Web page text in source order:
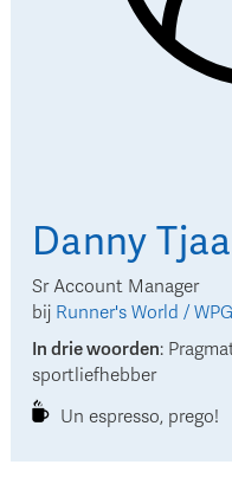
Danny
Sr Account Manager
bij Runner's World /
In drie woorden:
sportliefhebber
Un espresso, prego!